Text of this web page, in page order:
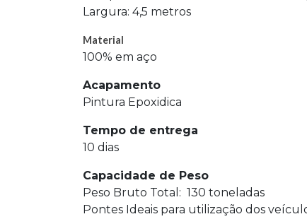
Largura: 4,5 metros
Material
100% em aço
Acapamento
Pintura Epoxidica
Tempo de entrega
10 dias
Capacidade de Peso
Peso Bruto Total: 130 toneladas
Pontes Ideais para utilização dos